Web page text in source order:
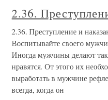
2.36.
2.36. Преступление и
Воспитывайте своего
Иногда мужчины делают
нравятся. От этого их
выработать в мужчине
всегда, когда он